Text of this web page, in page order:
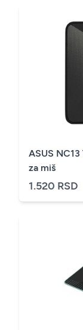
ASUS
za miš
1.520 RSD